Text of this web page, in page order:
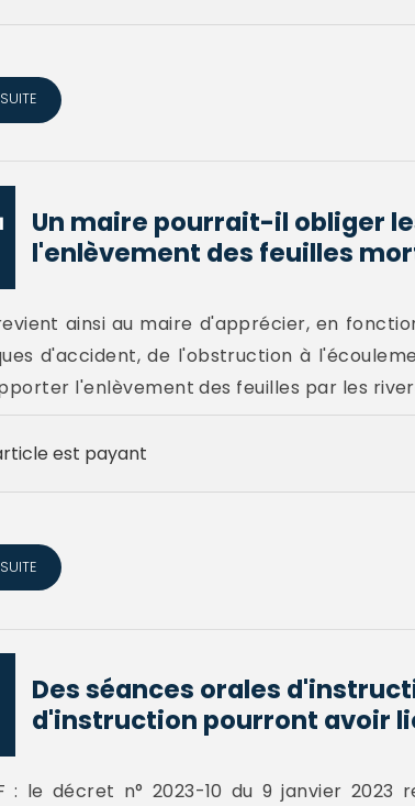
Un maire pourrait-il obliger
l'enlèvement des feuilles
ainsi au maire d'apprécier, en
d'accident, de l'obstruction à
l'enlèvement des feuilles par les
est payant
Des séances orales
d'instruction pourront avoir
: le décret n° 2023-10 du 9 janvier